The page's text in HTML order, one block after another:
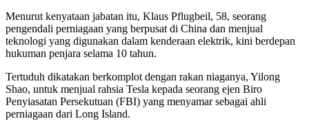
Menurut kenyataan jabatan itu, Klaus Pflugbeil, 58, seorang
pengendali perniagaan yang berpusat di China dan menjual
teknologi yang digunakan dalam kenderaan elektrik, kini berdepan
hukuman penjara selama 10 tahun.
Tertuduh dikatakan berkomplot dengan rakan niaganya, Yilong
Shao, untuk menjual rahsia Tesla kepada seorang ejen Biro
Penyiasatan Persekutuan (FBI) yang menyamar sebagai ahli
perniagaan dari Long Island.